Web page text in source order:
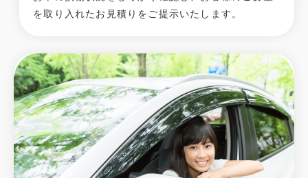
を取り入れたお見積りをご提示いたします。